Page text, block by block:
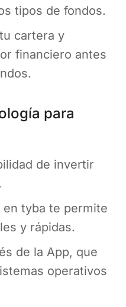
tipos de fondos.
cartera y
financiero antes
para
de invertir
tyba te permite
y rápidas.
de la App, que
operativos